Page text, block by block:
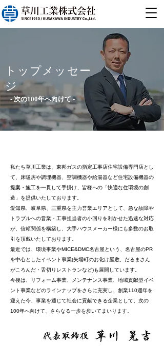
​トップメッセー
ジ
- 次の100年へ向けて -
私たち草川工業は、東邦ガスの指定工事店住宅設備専門店とし
て、床暖房や調理機器、空調機器や給湯器など住宅設備機器の
提案・施工を一貫して手掛け、皆様への「快適な住環境の創
造」を提供いたしております。
愛知県、岐阜県、三重県を主力営業エリアとして、急な故障や
トラブルへの営業・工事担当者の小回りを利かせた迅速な対応
が、信頼関係を構築し、大手ハウスメーカー様にも多数のお取
引を頂戴いたしております。
最近では、環境事業やMICE&DMC名古屋という、名古屋のPR
を中心としたイベント事業(矢場町のお化け屋敷、だるまさん
がころんだ・舌切りレストランなど)も展開しています。
今後は、リフォーム事業、メンテナンス事業、地域貢献型イベ
ント事業などのラインナップをさらに充実し、創業110週年を
迎えた今、事業を通じて社会に貢献できる企業として、次の
100年へ向けて、さらなる一歩を歩いてまいります。